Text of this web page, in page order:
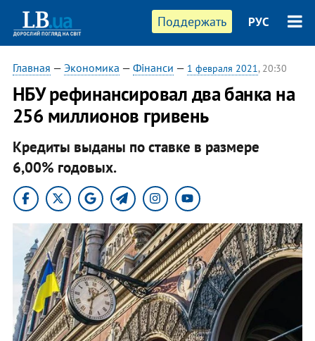
Поддержать РУС
Главная — Экономика — Фінанси — 1 февраля 2021, 20:30
НБУ рефинансировал два банка на
256 миллионов гривень
Кредиты выданы по ставке в размере
6,00% годовых.